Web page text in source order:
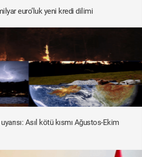
euro’luk yeni kredi dilimi
Asıl kötü kısmı Ağustos-Ekim